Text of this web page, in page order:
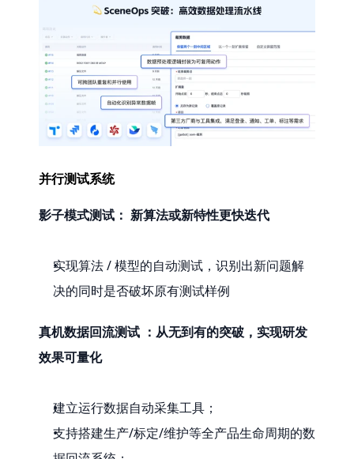
并行测试系统
影子模式测试： 新算法或新特性更快迭代
实现算法 / 模型的自动测试，识别出新问题解
决的同时是否破坏原有测试样例
真机数据回流测试 ：从无到有的突破，实现研发
效果可量化
建立运行数据自动采集工具；
支持搭建生产/标定/维护等全产品生命周期的数